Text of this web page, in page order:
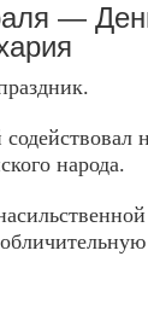
—
народа.